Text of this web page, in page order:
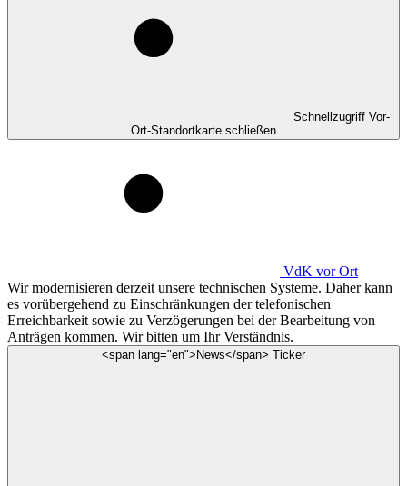
Schnellzugriff Vor-
Ort-Standortkarte schließen
VdK vor Ort
Wir modernisieren derzeit unsere technischen Systeme. Daher kann
es vorübergehend zu Einschränkungen der telefonischen
Erreichbarkeit sowie zu Verzögerungen bei der Bearbeitung von
Anträgen kommen. Wir bitten um Ihr Verständnis.
<span lang="en">News</span> Ticker